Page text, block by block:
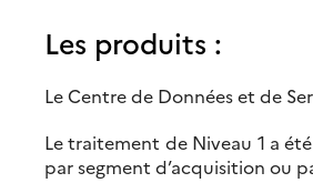
Les produits :
Le Centre de Données et de
Le traitement de Niveau 1 a
par segment d’acquisition ou